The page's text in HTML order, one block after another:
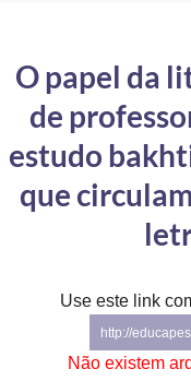
Controladoria-Geral da União
Ministério da Mulher, da Família
Secretaria-Geral
Advocacia-Geral da União
Banco Central do Brasil
O papel da
de
estudo
que
Use este link
http://
Não existem